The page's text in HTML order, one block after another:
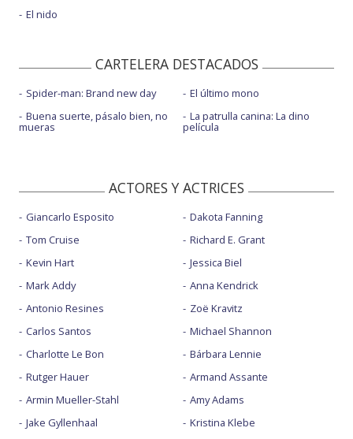
El nido
CARTELERA DESTACADOS
Spider-man: Brand new day
Buena suerte, pásalo bien, no
mueras
El último mono
La patrulla canina: La dino
película
ACTORES Y ACTRICES
Giancarlo Esposito
Tom Cruise
Kevin Hart
Mark Addy
Antonio Resines
Carlos Santos
Charlotte Le Bon
Rutger Hauer
Armin Mueller-Stahl
Jake Gyllenhaal
Dakota Fanning
Richard E. Grant
Jessica Biel
Anna Kendrick
Zoë Kravitz
Michael Shannon
Bárbara Lennie
Armand Assante
Amy Adams
Kristina Klebe